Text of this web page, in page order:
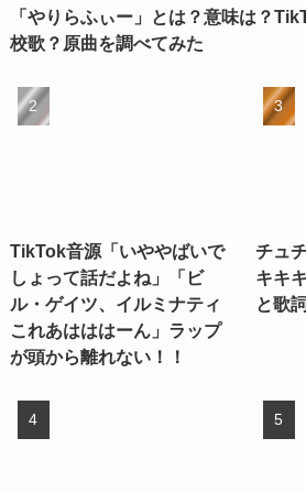
「やりらふぃー」とは？意味は？
校歌？原曲を調べてみた
TikTok音源「いややばいで
しょって話だよね」「ビ
ル・ゲイツ、イルミナティ
これあはははーん」ラップ
が頭から離れない！！
チュ
キキ
と歌